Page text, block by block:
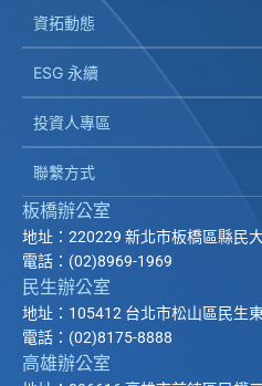
資拓動態
ESG 永續
投資人專區
聯繫方式
板橋辦公室
地址：220229 新北市板橋區縣民
電話：(02)8969-1969
民生辦公室
地址：105412 台北市松山區民生
電話：(02)8175-8888
高雄辦公室